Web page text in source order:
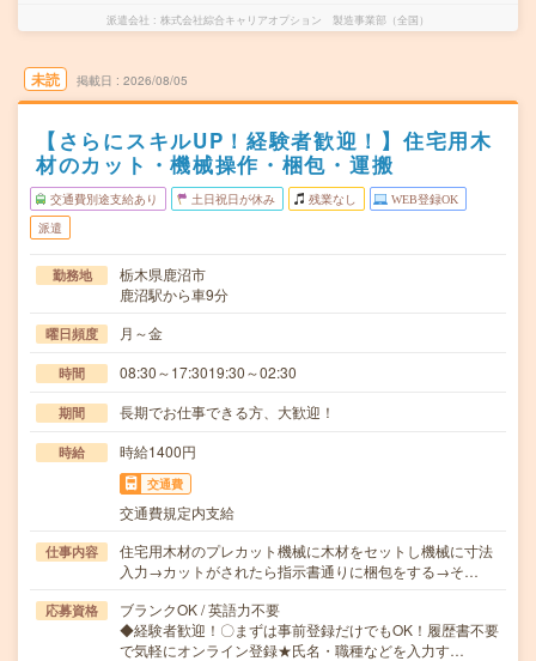
派遣会社 株式会社綜合キャリアオプション 製造事業部（全国）
未読 掲載日 2026/08/05
【さらにスキルUP！経験者歓迎！】住宅用木
材のカット・機械操作・梱包・運搬
交通費別途支給あり 土日祝日が休み 残業なし WEB登録OK
派遣
勤務地
栃木県鹿沼市
鹿沼駅から車9分
曜日頻度 月～金
時間 08:30～17:3019:30～02:30
期間 長期でお仕事できる方、大歓迎！
時給 時給1400円
交通費
交通費規定内支給
仕事内容
住宅用木材のプレカット機械に木材をセットし機械に寸法
入力→カットがされたら指示書通りに梱包をする→そ…
応募資格
ブランクOK / 英語力不要
◆経験者歓迎！〇まずは事前登録だけでもOK！履歴書不要
で気軽にオンライン登録★氏名・職種などを入力す…